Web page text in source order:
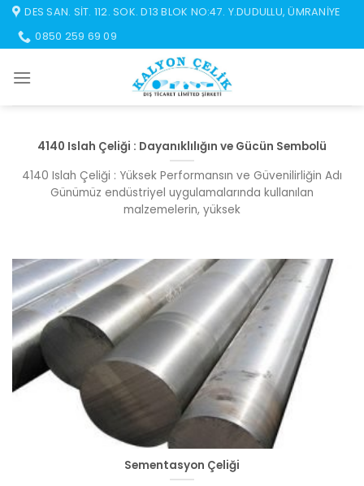
İçeriğe
atla
DES SAN. SIT. 112. SOK. D13 BLOK NO:47. Y.DUDULLU, ÜMRANIYE
0850 259 69 09
4140 Islah Çeliği : Dayanıklılığın ve Gücün Sembolü
4140 Islah Çeliği : Yüksek Performansın ve Güvenilirliğin Adı
Günümüz endüstriyel uygulamalarında kullanılan
malzemelerin, yüksek
Sementasyon Çeliği